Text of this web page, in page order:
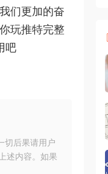
们更加的奋
玩推特完整
吧
切后果请用户
述内容。如果